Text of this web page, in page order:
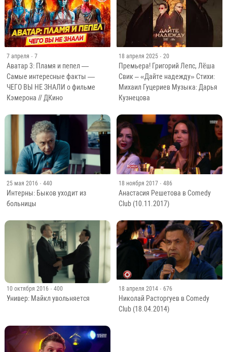
7 апреля · 7
Аватар 3: Пламя и пепел —
Самые интересные факты —
ЧЕГО ВЫ НЕ ЗНАЛИ о фильме
Кэмерона // ДКино
18 апреля 2025 · 20
Премьера! Григорий Лепс, Лёша
Свик – «Дайте надежду» Стихи:
Михаил Гуцериев Музыка: Дарья
Кузнецова
25 мая 2016 · 440
Интерны: Быков уходит из
больницы
18 ноября 2017 · 486
Анастасия Решетова в Comedy
Club (10.11.2017)
10 октября 2016 · 400
Универ: Майкл увольняется
18 апреля 2014 · 676
Николай Расторгуев в Comedy
Club (18.04.2014)